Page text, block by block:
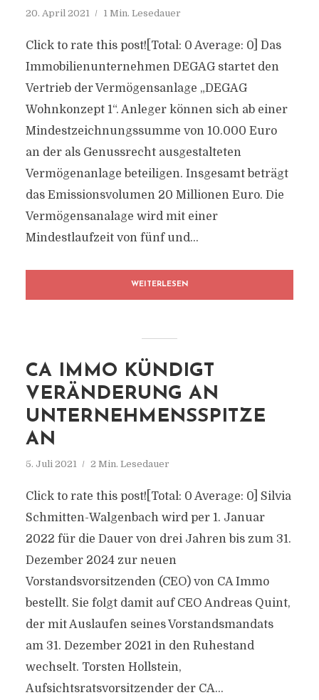
20. April 2021 1 Min. Lesedauer
Click to rate this post![Total: 0 Average: 0] Das
Immobilienunternehmen DEGAG startet den
Vertrieb der Vermögensanlage „DEGAG
Wohnkonzept 1“. Anleger können sich ab einer
Mindestzeichnungssumme von 10.000 Euro
an der als Genussrecht ausgestalteten
Vermögenanlage beteiligen. Insgesamt beträgt
das Emissionsvolumen 20 Millionen Euro. Die
Vermögensanalage wird mit einer
Mindestlaufzeit von fünf und...
WEITERLESEN
CA IMMO KÜNDIGT
VERÄNDERUNG AN
UNTERNEHMENSSPITZE
AN
5. Juli 2021 2 Min. Lesedauer
Click to rate this post![Total: 0 Average: 0] Silvia
Schmitten-Walgenbach wird per 1. Januar
2022 für die Dauer von drei Jahren bis zum 31.
Dezember 2024 zur neuen
Vorstandsvorsitzenden (CEO) von CA Immo
bestellt. Sie folgt damit auf CEO Andreas Quint,
der mit Auslaufen seines Vorstandsmandats
am 31. Dezember 2021 in den Ruhestand
wechselt. Torsten Hollstein,
Aufsichtsratsvorsitzender der CA...